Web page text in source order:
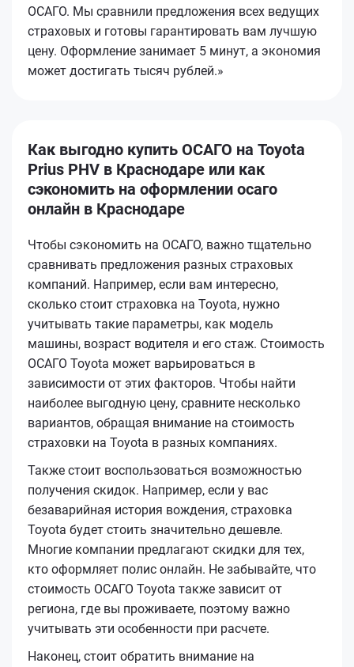
ОСАГО. Мы сравнили предложения всех ведущих
страховых и готовы гарантировать вам лучшую
цену. Оформление занимает 5 минут, а экономия
может достигать тысяч рублей.»
Как выгодно купить ОСАГО на Toyota
Prius PHV в Краснодаре или как
сэкономить на оформлении осаго
онлайн в Краснодаре
Чтобы сэкономить на ОСАГО, важно тщательно
сравнивать предложения разных страховых
компаний. Например, если вам интересно,
сколько стоит страховка на Toyota, нужно
учитывать такие параметры, как модель
машины, возраст водителя и его стаж. Стоимость
ОСАГО Toyota может варьироваться в
зависимости от этих факторов. Чтобы найти
наиболее выгодную цену, сравните несколько
вариантов, обращая внимание на стоимость
страховки на Toyota в разных компаниях.
Также стоит воспользоваться возможностью
получения скидок. Например, если у вас
безаварийная история вождения, страховка
Toyota будет стоить значительно дешевле.
Многие компании предлагают скидки для тех,
кто оформляет полис онлайн. Не забывайте, что
стоимость ОСАГО Toyota также зависит от
региона, где вы проживаете, поэтому важно
учитывать эти особенности при расчете.
Наконец, стоит обратить внимание на